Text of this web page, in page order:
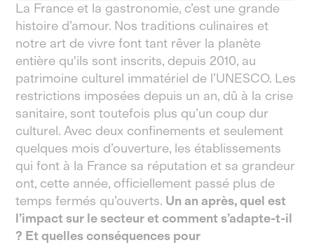
La France et la gastronomie, c’est une grande
histoire d’amour. Nos traditions culinaires et
notre art de vivre font tant rêver la planète
entière qu'ils sont inscrits, depuis 2010, au
patrimoine culturel immatériel de l’UNESCO. Les
restrictions imposées depuis un an, dû à la crise
sanitaire, sont toutefois plus qu’un coup dur
culturel. Avec deux confinements et seulement
quelques mois d’ouverture, les établissements
qui font à la France sa réputation et sa grandeur
ont, cette année, officiellement passé plus de
temps fermés qu’ouverts. Un an après, quel est
l’impact sur le secteur et comment s’adapte-t-il
? Et quelles conséquences pour